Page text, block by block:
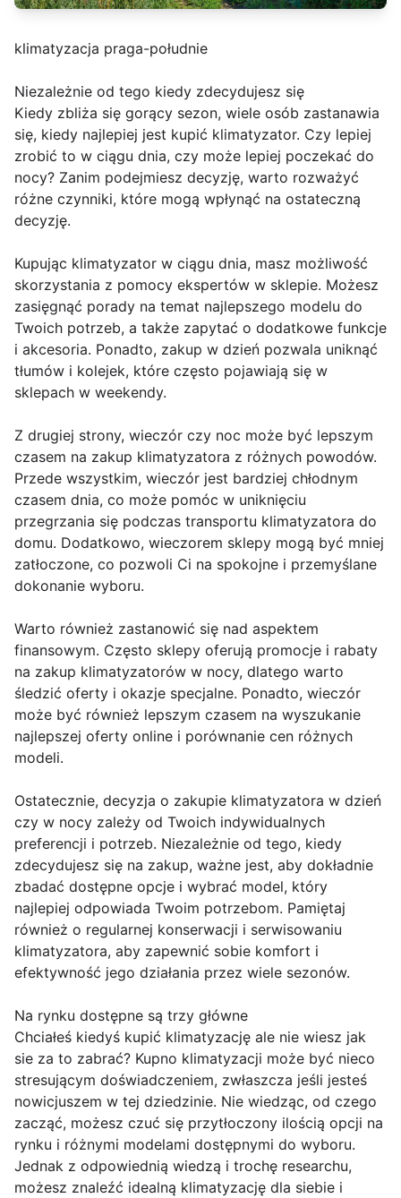
klimatyzacja praga-południe
Niezależnie od tego kiedy zdecydujesz się
Kiedy zbliża się gorący sezon, wiele osób zastanawia
się, kiedy najlepiej jest kupić klimatyzator. Czy lepiej
zrobić to w ciągu dnia, czy może lepiej poczekać do
nocy? Zanim podejmiesz decyzję, warto rozważyć
różne czynniki, które mogą wpłynąć na ostateczną
decyzję.
Kupując klimatyzator w ciągu dnia, masz możliwość
skorzystania z pomocy ekspertów w sklepie. Możesz
zasięgnąć porady na temat najlepszego modelu do
Twoich potrzeb, a także zapytać o dodatkowe funkcje
i akcesoria. Ponadto, zakup w dzień pozwala uniknąć
tłumów i kolejek, które często pojawiają się w
sklepach w weekendy.
Z drugiej strony, wieczór czy noc może być lepszym
czasem na zakup klimatyzatora z różnych powodów.
Przede wszystkim, wieczór jest bardziej chłodnym
czasem dnia, co może pomóc w uniknięciu
przegrzania się podczas transportu klimatyzatora do
domu. Dodatkowo, wieczorem sklepy mogą być mniej
zatłoczone, co pozwoli Ci na spokojne i przemyślane
dokonanie wyboru.
Warto również zastanowić się nad aspektem
finansowym. Często sklepy oferują promocje i rabaty
na zakup klimatyzatorów w nocy, dlatego warto
śledzić oferty i okazje specjalne. Ponadto, wieczór
może być również lepszym czasem na wyszukanie
najlepszej oferty online i porównanie cen różnych
modeli.
Ostatecznie, decyzja o zakupie klimatyzatora w dzień
czy w nocy zależy od Twoich indywidualnych
preferencji i potrzeb. Niezależnie od tego, kiedy
zdecydujesz się na zakup, ważne jest, aby dokładnie
zbadać dostępne opcje i wybrać model, który
najlepiej odpowiada Twoim potrzebom. Pamiętaj
również o regularnej konserwacji i serwisowaniu
klimatyzatora, aby zapewnić sobie komfort i
efektywność jego działania przez wiele sezonów.
Na rynku dostępne są trzy główne
Chciałeś kiedyś kupić klimatyzację ale nie wiesz jak
sie za to zabrać? Kupno klimatyzacji może być nieco
stresującym doświadczeniem, zwłaszcza jeśli jesteś
nowicjuszem w tej dziedzinie. Nie wiedząc, od czego
zacząć, możesz czuć się przytłoczony ilością opcji na
rynku i różnymi modelami dostępnymi do wyboru.
Jednak z odpowiednią wiedzą i trochę researchu,
możesz znaleźć idealną klimatyzację dla siebie i